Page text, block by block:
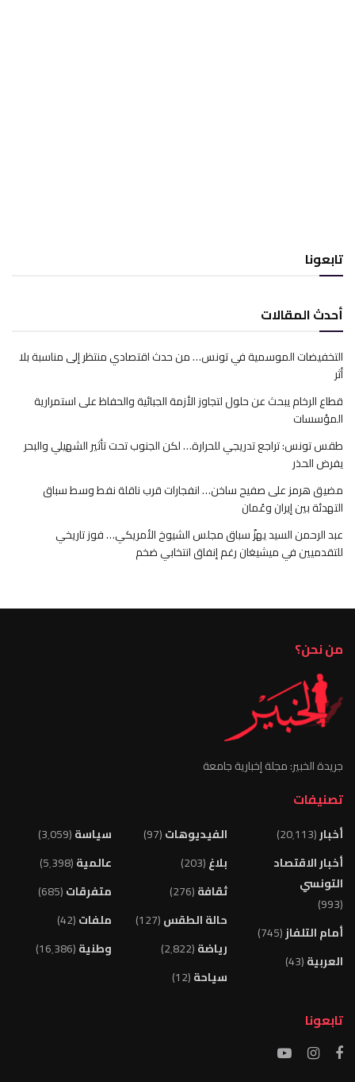
تابعونا
أحدث المقالات
التخفيضات الموسمية في تونس… من حدث اقتصادي منتظر إلى مناسبة بلا
أثر
قطاع الرخام يبحث عن حلول لتجاوز الأزمة الجبائية والحفاظ على استمرارية
المؤسسات
طقس تونس: تراجع تدريجي للحرارة… لكن الجنوب تحت تأثير الشهيلي والبحر
يفرض الحذر
مضيق هرمز على صفيح ساخن… انفجارات قرب ناقلة نفط وسط سباق
التهدئة بين إيران وعُمان
عبد الرحمن السيد يهزّ سباق مجلس الشيوخ الأمريكي… فوز تاريخي
للتقدميين في ميشيغان رغم إنفاق انتخابي ضخم
من نحن؟
جريدة الخبير: مجلة إخبارية جامعة
تصنيفات
أخبار(20٬113)
أخبار الاقتصاد
التونسي
(993)
أمام التلفاز(745)
العربية(43)
الفيديوهات(97)
بلاغ(203)
ثقافة(276)
حالة الطقس(127)
رياضة(2٬822)
سياحة(12)
سياسة(3٬059)
عالمية(5٬398)
متفرقات(685)
ملفات(42)
وطنية(16٬386)
تابعونا